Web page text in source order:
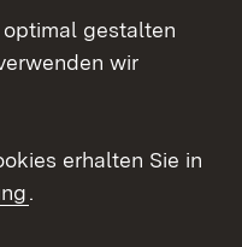
optimal gestalten
wir
erhalten Sie in
.